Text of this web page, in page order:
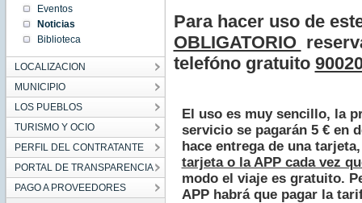
Eventos
Noticias
Biblioteca
LOCALIZACION
MUNICIPIO
LOS PUEBLOS
TURISMO Y OCIO
PERFIL DEL CONTRATANTE
PORTAL DE TRANSPARENCIA
PAGO A PROVEEDORES
00:00:00
CEST
2021
Para hacer uso de
OBLIGATORIO
telefóno gratuito
El uso es muy sencillo, la
servicio se pagarán 5 € en
hace entrega de una
tarjeta o la APP cada vez
modo el viaje es gratuito.
APP habrá que pagar la